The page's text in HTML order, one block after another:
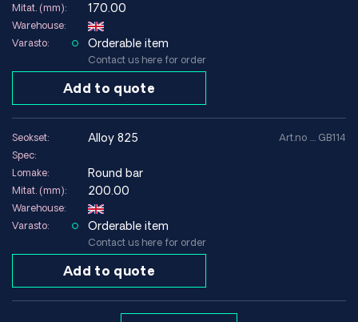
Mitat. (mm): 170.00
Warehouse:
Varasto:
Orderable item
Contact us here for order
Add to quote
Seokset: alloy 825
Spec:
Lomake:
Round bar
Mitat. (mm): 200.00
Warehouse:
Varasto:
Orderable item
Contact us here for order
Add to quote
Art.no .... GB114